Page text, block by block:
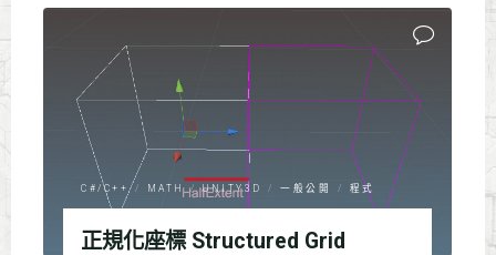
marker
screen."
C#/C++ / MATH / UNITY3D / 一般公開 / 程式
正規化座標 Structured Grid